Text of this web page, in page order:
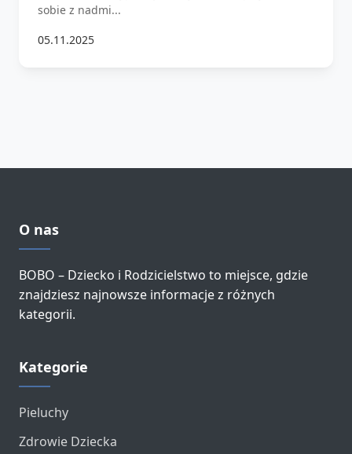
sobie z nadmi...
05.11.2025
O nas
BOBO – Dziecko i Rodzicielstwo to miejsce, gdzie
znajdziesz najnowsze informacje z różnych
kategorii.
Kategorie
Pieluchy
Zdrowie Dziecka